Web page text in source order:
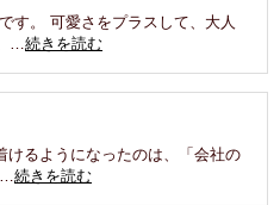
す。 可愛さをプラスして、大人
…続きを読む
けるようになったのは、「会社の
…続きを読む